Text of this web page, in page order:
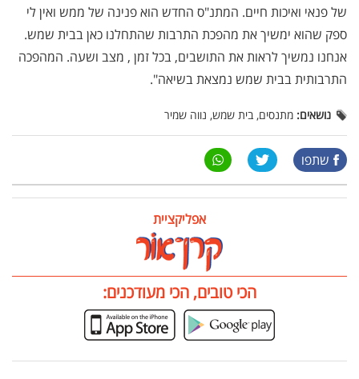
של פנאי ואיכות חיים. המתנ"ס החדש הוא פנינה של ממש ואין לי
ספק שהוא ימשיך את מהפכת התרבות שהתחלנו כאן בבית שמש.
אנחנו נמשיך לראות את התושבים, בכל זמן , מצב ושעה. המהפכה
התרבותית בבית שמש נמצאת בשיאה".
נושאים: מתנסים, בית שמש, נווה שמיר
שתפו
אפליקציית
הכי טובים, הכי מעודכנים: